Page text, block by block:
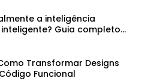
a inteligência
Guia completo
Transformar Designs
Funcional